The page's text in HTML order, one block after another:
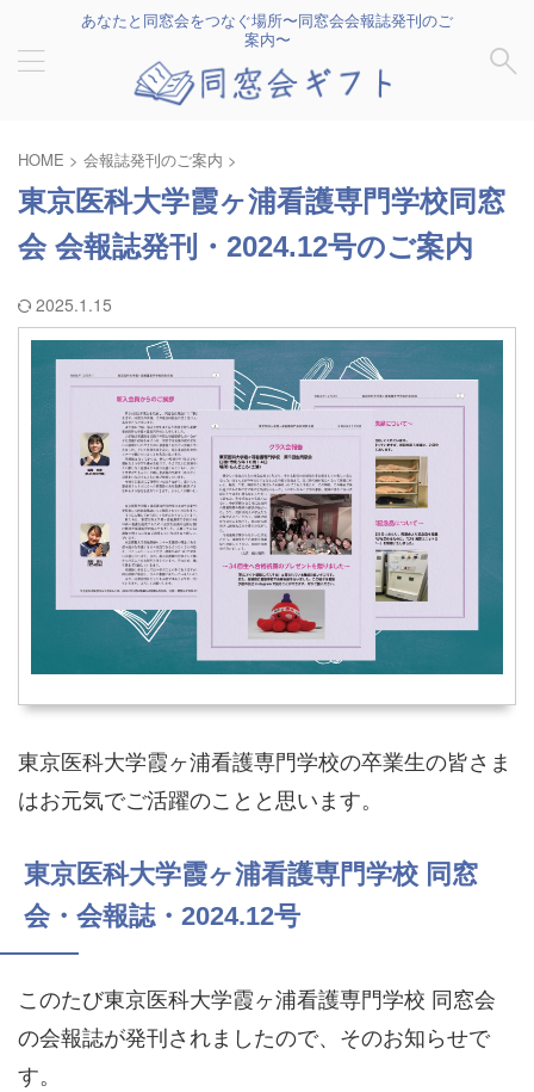
あなたと同窓会をつなぐ場所〜同窓会会報誌発刊のご
案内〜
HOME > 会報誌発刊のご案内 >
東京医科大学霞ヶ浦看護専門学校同窓
会 会報誌発刊・2024.12号のご案内
2025.1.15
東京医科大学霞ヶ浦看護専門学校の卒業生の皆さま
はお元気でご活躍のことと思います。
東京医科大学霞ヶ浦看護専門学校 同窓
会・会報誌・2024.12号
このたび東京医科大学霞ヶ浦看護専門学校 同窓会
の会報誌が発刊されましたので、そのお知らせで
す。